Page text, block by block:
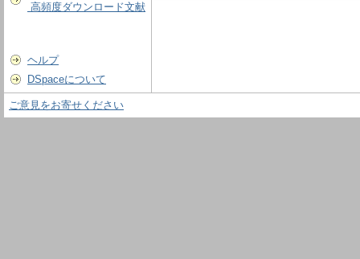
高頻度ダウンロード文献
ヘルプ
DSpaceについて
ご意見をお寄せください